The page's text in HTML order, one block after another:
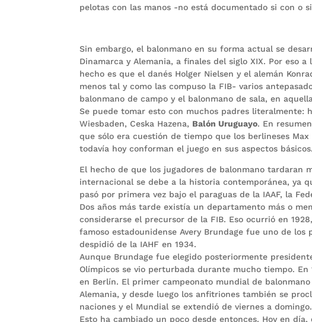
pelotas con las manos -no está documentado si con o
Sin embargo, el balonmano en su forma actual se
Dinamarca y Alemania, a finales del siglo XIX. Por eso
hecho es que el danés Holger Nielsen y el alemán
menos tal y como las compuso la FIB- varios
balonmano de campo y el balonmano de sala, en
Se puede tomar esto con muchos padres literalmente:
Wiesbaden, Ceska Hazena, Balón Uruguayo. En
que sólo era cuestión de tiempo que los berlineses
todavía hoy conforman el juego en sus aspectos básicos.
El hecho de que los jugadores de balonmano tardaran
internacional se debe a la historia contemporánea, ya
pasó por primera vez bajo el paraguas de la IAAF, la
Dos años más tarde existía un departamento más o
considerarse el precursor de la FIB. Eso ocurrió en
famoso estadounidense Avery Brundage fue uno de
despidió de la IAHF en 1934.
Aunque Brundage fue elegido posteriormente
Olímpicos se vio perturbada durante mucho tiempo.
en Berlín. El primer campeonato mundial de
Alemania, y desde luego los anfitriones también se
naciones y el Mundial se extendió de viernes a domingo.
Esto ha cambiado un poco desde entonces. Hoy en